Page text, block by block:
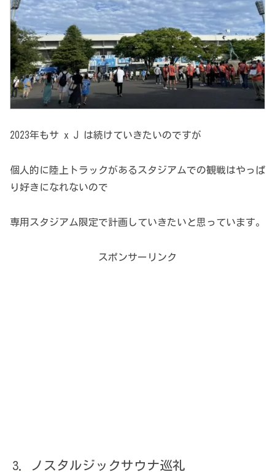
2023年もサ x J は続けていきたいのですが
個人的に陸上トラックがあるスタジアムでの観戦はやっぱ
り好きになれないので
専用スタジアム限定で計画していきたいと思っています。
スポンサーリンク
ノスタルジックサウナ巡礼